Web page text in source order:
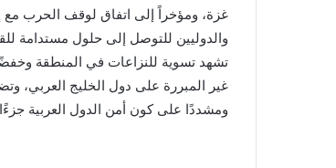
غزة، ومؤخراً إلى اتفاق لوقف الحرب مع
والدوليين للتوصل إلى حلول مستدامة
تشهد تسوية للنزاعات في المنطقة وخفضًا
غير المبررة على دول الخليج العربي،
ومشددًا على كون أمن الدول العربية